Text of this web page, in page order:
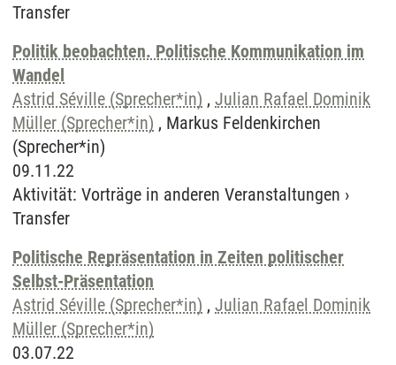
Transfer
Politik beobachten. Politische Kommunikation im
Wandel
Astrid Séville (Sprecher*in) , Julian Rafael Dominik
Müller (Sprecher*in) , Markus Feldenkirchen
(Sprecher*in)
09.11.22
Aktivität: Vorträge in anderen Veranstaltungen ›
Transfer
Politische Repräsentation in Zeiten politischer
Selbst-Präsentation
Astrid Séville (Sprecher*in) , Julian Rafael Dominik
Müller (Sprecher*in)
03.07.22